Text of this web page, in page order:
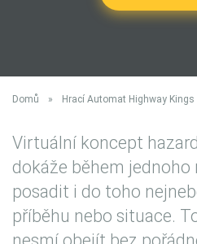
Domů » Hrací Automat Highway Kings
Virtuální koncept
dokáže během
posadit i do toho
příběhu nebo situace.